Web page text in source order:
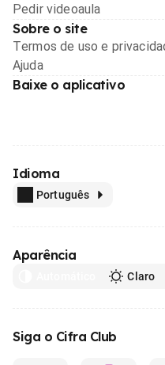
Pedir videoaula
Sobre o site
Termos de uso e
Ajuda
Baixe o aplicativo
Idioma
Português
Aparência
Claro
Siga o Cifra Club